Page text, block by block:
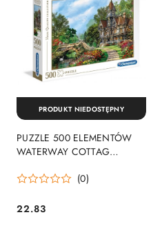
PUZZLE 500 ELEMENTÓW
WATERWAY COTTAG
CLEMENTONI (0)
Cena:
22.83
PRODUKT NIEDOSTĘPNY